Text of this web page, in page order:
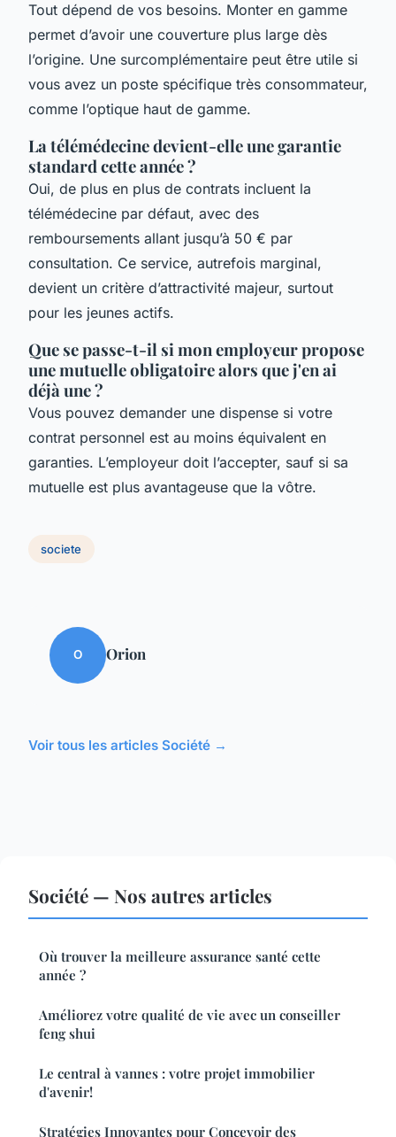
Tout dépend de vos besoins. Monter en gamme
permet d’avoir une couverture plus large dès
l’origine. Une surcomplémentaire peut être utile si
vous avez un poste spécifique très consommateur,
comme l’optique haut de gamme.
La télémédecine devient-elle une garantie
standard cette année ?
Oui, de plus en plus de contrats incluent la
télémédecine par défaut, avec des
remboursements allant jusqu’à 50 € par
consultation. Ce service, autrefois marginal,
devient un critère d’attractivité majeur, surtout
pour les jeunes actifs.
Que se passe-t-il si mon employeur propose
une mutuelle obligatoire alors que j'en ai
déjà une ?
Vous pouvez demander une dispense si votre
contrat personnel est au moins équivalent en
garanties. L’employeur doit l’accepter, sauf si sa
mutuelle est plus avantageuse que la vôtre.
societe
O Orion
Voir tous les articles Société →
Société — Nos autres articles
Où trouver la meilleure assurance santé cette
année ?
Améliorez votre qualité de vie avec un conseiller
feng shui
Le central à vannes : votre projet immobilier
d'avenir!
Stratégies Innovantes pour Concevoir des